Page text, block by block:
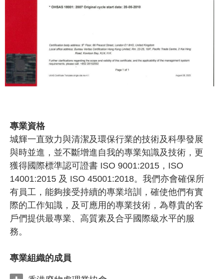
專業資格
城輝一直致力與清潔及環保行業的技術及科學發展
與時並進，並不斷增進自我的專業知識及技術，更
獲得國際標準認可證書 ISO 9001:2015，ISO
14001:2015 及 ISO 45001:2018。我們亦會確保所
有員工，能夠接受持續的專業培訓，確使他們有實
際的工作知識，及可應用的專業技術，為尊貴的客
戶們提供最專業、高質素及合乎國際級水平的服
務。
專業組織的成員